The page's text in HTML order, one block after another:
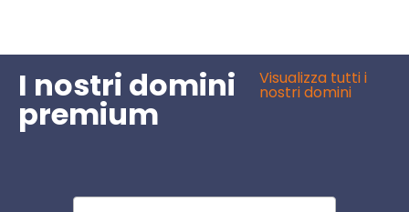
I nostri domini
premium
Visualizza tutti i
nostri domini